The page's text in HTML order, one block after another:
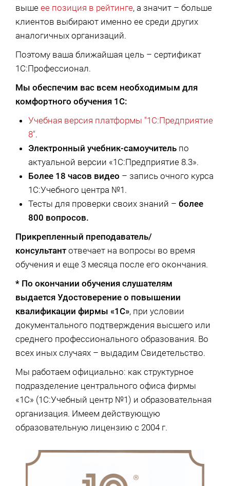
выше ее позиция в рейтинге, а значит – больше
клиентов выбирают именно ее среди других
аналогичных организаций.
Поэтому ваша ближайшая цель – сертификат
1С:Профессионал.
Мы обеспечим вас всем необходимым для
комфортного обучения 1С:
Учебная версия платформы "1С:Предприятие
8".
Электронный учебник-самоучитель по
актуальной версии «1С:Предприятие 8.3».
Более 18 часов видео – запись очного курса
1С:Учебного центра №1.
Тесты для проверки своих знаний – более
800 вопросов.
Прикрепленный преподаватель/
консультантотвечает на вопросы во время
обучения и еще 3 месяца после его окончания.
* По окончании обучения слушателям
выдается Удостоверение о повышении
квалификации фирмы «1С», при условии
документального подтверждения высшего или
среднего профессионального образования. Во
всех иных случаях – выдадим Свидетельство.
Мы работаем официально: как структурное
подразделение центрального офиса фирмы
«1С» (1С:Учебный центр №1) и образовательная
организация. Имеем действующую
образовательную лицензию с 2004 г.